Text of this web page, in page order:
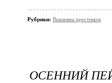
Рубрики: Вышивка крестиком
ОСЕННИЙ